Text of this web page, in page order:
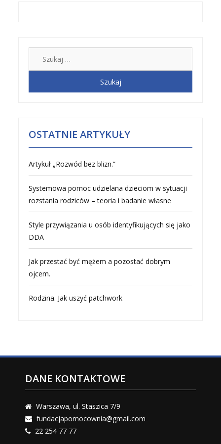
OSTATNIE ARTYKUŁY
Artykuł „Rozwód bez blizn.”
Systemowa pomoc udzielana dzieciom w sytuacji
rozstania rodziców – teoria i badanie własne
Style przywiązania u osób identyfikujących się jako
DDA
Jak przestać być mężem a pozostać dobrym
ojcem.
Rodzina. Jak uszyć patchwork
DANE KONTAKTOWE
Warszawa, ul. Staszica 7/9
fundacjapomocownia@gmail.com
22 254 77 77